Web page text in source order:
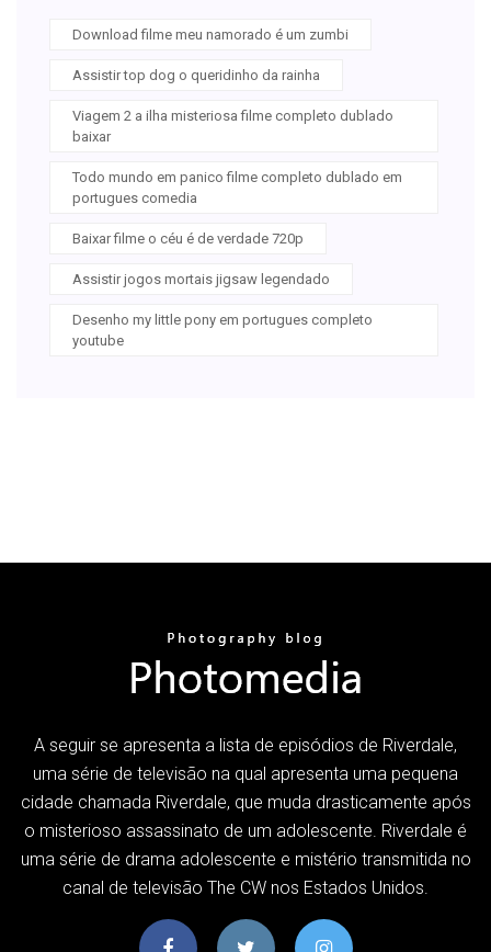
Download filme meu namorado é um zumbi
Assistir top dog o queridinho da rainha
Viagem 2 a ilha misteriosa filme completo dublado
baixar
Todo mundo em panico filme completo dublado em
portugues comedia
Baixar filme o céu é de verdade 720p
Assistir jogos mortais jigsaw legendado
Desenho my little pony em portugues completo
youtube
A seguir se apresenta a lista de episódios de Riverdale,
uma série de televisão na qual apresenta uma pequena
cidade chamada Riverdale, que muda drasticamente após
o misterioso assassinato de um adolescente. Riverdale é
uma série de drama adolescente e mistério transmitida no
canal de televisão The CW nos Estados Unidos.